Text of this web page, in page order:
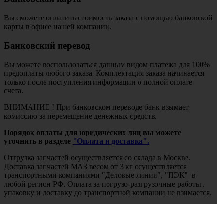
Вы сможете оплатить стоимость заказа с помощью банковской
карты в офисе нашей компании.
Банковский перевод
Вы можете воспользоваться данным видом платежа для 100%
предоплаты любого заказа. Комплектация заказа начинается
только после поступления информации о полной оплате
счета.
ВНИМАНИЕ ! При банковском переводе банк взымает
комиссию за перемещение денежных средств.
Порядок оплаты для юридических лиц вы можете
уточнить в разделе "Оплата и доставка".
Отгрузка запчастей осуществляется со склада в Москве.
Доставка запчастей МАЗ весом от 3 кг осуществляется
транспортными компаниями "Деловые линии", "ПЭК" в
любой регион РФ. Оплата за погрузо-разгрузочные работы ,
упаковку и доставку до транспортной компании не взимается.